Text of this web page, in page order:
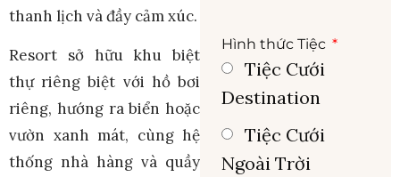
thanh lịch và đầy cảm xúc.
Resort sở hữu khu biệt
thự riêng biệt với hồ bơi
riêng, hướng ra biển hoặc
vườn xanh mát, cùng hệ
thống nhà hàng và quầy
Hình thức Tiệc
Tiệc Cưới
Destination
Tiệc Cưới
Ngoài Trời